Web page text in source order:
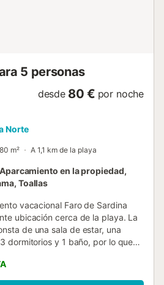
5 personas
desde 80 € por noche
Norte
80 m² A 1,1 km de la playa
en la propiedad,
Toallas
vacacional Faro de Sardina
ubicación cerca de la playa. La
de una sala de estar, una
dormitorios y 1 baño, por lo que
(apto para
y lavadora. También hay